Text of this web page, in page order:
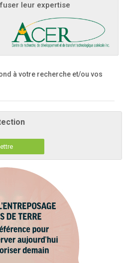
leur expertise
à votre recherche et/ou vos